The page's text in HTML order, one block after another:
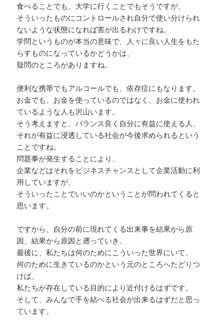
食べることでも、大学に行くことでもそうですが、
そういったものにコントロールされ自分で使い分けられ
ないような状態になれば害が出るわけですね。
学問というものが本当の意味で、人々に良い人生をもた
らすものになっているかどうかは、
疑問のところがありますね。
便利な携帯でもアルコールでも、依存症にもなります。
お金でも、お金を使っているのではなく、お金に使われ
ているような人も沢山います。
そう考えますと、バランス良く自分に有益に使える人、
それが有益に浸透している社会が今後求められるという
ことですね。
問題事が発生することにより、
企業などはそれをビジネスチャンスとして企業活動に利
用していますが、
そういったことでいいのかということが問われてくると
思います。
ですから、自分の前に現れてくる出来事を結果から原
因、結果から原因と遡っていき、
最後に、私たちは何のためにこういった世界にいて、
何のために生きているのかという元のところへたどりつ
けば、
私たちが存在している目的により近付けるはずです。
そして、みんなで手を結べる社会が出来るはずだと思っ
ています。